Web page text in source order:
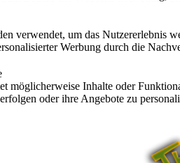
verwendet, um das Nutzererlebnis
Werbung durch die
möglicherweise Inhalte oder
oder ihre Angebote zu